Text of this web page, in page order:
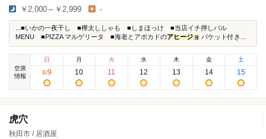
￥2,000～￥2,999 -
...■いかの一夜干し ■樺太ししゃも ■しまほっけ ■当店イチ押しバル
MENU ■PIZZA マルゲリータ ■海老とアボカドのアヒージョ バケット付き...
空席
情報
日
8/9
月
10
火
11
水
12
木
13
金
14
土
15
虎穴
秋田市 / 居酒屋